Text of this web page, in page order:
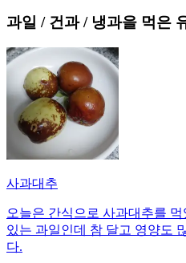
과일 / 건과 / 냉과을 먹은
사과대추
오늘은 간식으로 사과대추를
있는 과일인데 참 달고 영양도
다.